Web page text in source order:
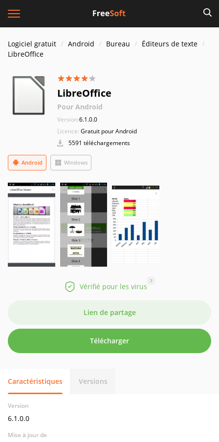
Logiciel gratuit Android Bureau
Éditeurs de texte
LibreOffice
LibreOffice
Pour Android
Version:6.1.0.0
Licence: Gratuit pour Android
5591 téléchargements
Windows
Android
Vérifié pour les virus
?
Lien de partage
Télécharger
Caractéristiques Versions
Version
6.1.0.0
Mise à jour de